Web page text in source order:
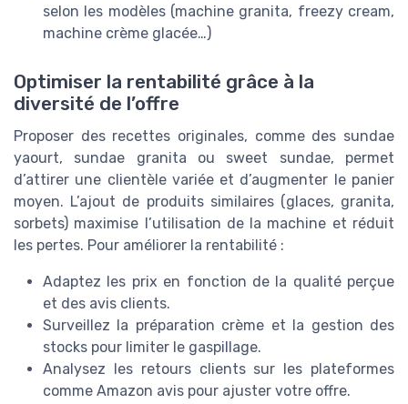
selon les modèles (machine granita, freezy cream,
machine crème glacée…)
Optimiser la rentabilité grâce à la
diversité de l’offre
Proposer des recettes originales, comme des sundae
yaourt, sundae granita ou sweet sundae, permet
d’attirer une clientèle variée et d’augmenter le panier
moyen. L’ajout de produits similaires (glaces, granita,
sorbets) maximise l’utilisation de la machine et réduit
les pertes. Pour améliorer la rentabilité :
Adaptez les prix en fonction de la qualité perçue
et des avis clients.
Surveillez la préparation crème et la gestion des
stocks pour limiter le gaspillage.
Analysez les retours clients sur les plateformes
comme Amazon avis pour ajuster votre offre.